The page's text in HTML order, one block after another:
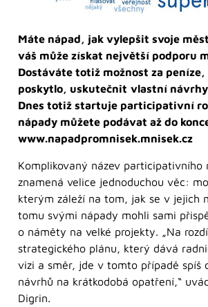
Máte nápad, jak vylepšit svoje
váš může získat největší podporu
Dostáváte totiž možnost za
poskytlo, uskutečnit vlastní
Dnes totiž startuje participativní
nápady můžete podávat až do
www.napadpromnisek.mnisek.cz
Komplikovaný název participativního
znamená velice jednoduchou věc:
kterým záleží na tom, jak se v jejich
tomu svými nápady mohli sami
o náměty na velké projekty. „Na
strategického plánu, který dává
vizi a směr, jde v tomto případě spíš
návrhů na krátkodobá opatření,“
Digrin.